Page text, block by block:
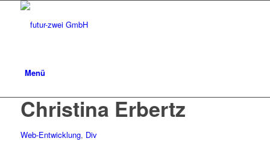
Menü
Christina Erbertz
Web-Entwicklung, Div